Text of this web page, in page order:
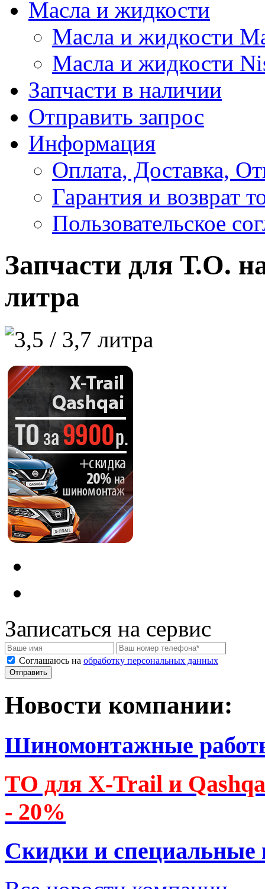
Масла и жидкости
Масла и жидкости
Масла и жидкости
Запчасти в наличии
Отправить запрос
Информация
Оплата, Доставка,
Гарантия и возврат
Пользовательское
Запчасти для Т.О.
литра
Записаться на сервис
Соглашаюсь на обработку персональных данных
Новости компании:
Шиномонтажные
ТО для X-Trail и
- 20%
Скидки и специальные